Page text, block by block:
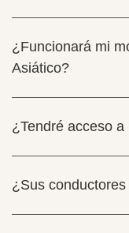
¿Funcionará mi
Asiático?
¿Tendré acceso a
¿Sus